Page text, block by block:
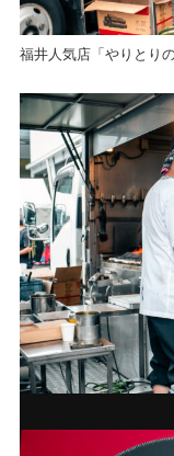
福井人気店「やりとり